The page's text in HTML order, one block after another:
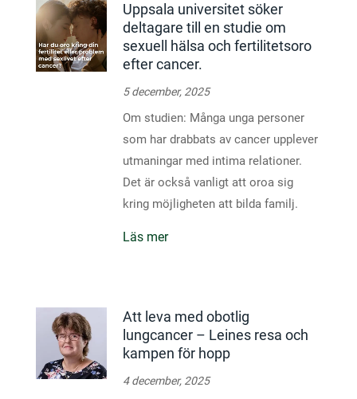
Uppsala universitet söker
deltagare till en studie om
sexuell hälsa och fertilitetsoro
efter cancer.
5 december, 2025
Om studien: Många unga personer
som har drabbats av cancer upplever
utmaningar med intima relationer.
Det är också vanligt att oroa sig
kring möjligheten att bilda familj.
Läs mer
Att leva med obotlig
lungcancer – Leines resa och
kampen för hopp
4 december, 2025